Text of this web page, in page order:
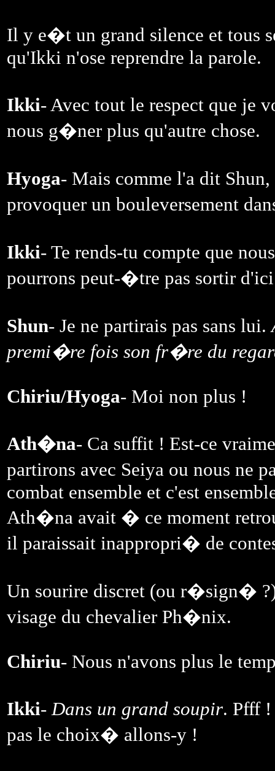
Il y e�t un grand silence et tous
qu'Ikki n'ose reprendre la parole.
Ikki- Avec tout le respect que je
nous g�ner plus qu'autre chose.
Hyoga- Mais comme l'a dit
provoquer un bouleversement
Ikki- Te rends-tu compte que
pourrons peut-�tre pas sortir
Shun- Je ne partirais pas sans lui.
premi�re fois son fr�re du
Chiriu/Hyoga- Moi non plus !
Ath�na- Ca suffit ! Est-ce
partirons avec Seiya ou nous ne
combat ensemble et c'est
Ath�na avait � ce moment
il paraissait inappropri� de
Un sourire discret (ou r�sign�
visage du chevalier Ph�nix.
Chiriu- Nous n'avons plus le
Ikki-Dans un grand soupir. Pfff
pas le choix� allons-y !